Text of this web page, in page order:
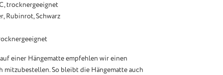
trocknergeeignet
Rubinrot, Schwarz
einer Hängematte empfehlen wir einen
mitzubestellen. So bleibt die Hängematte auch